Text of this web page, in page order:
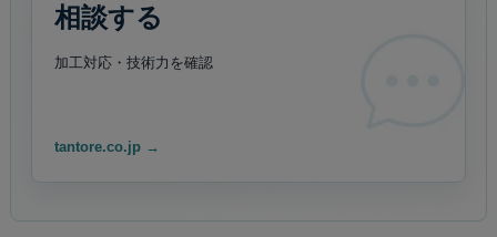
相談する
加工対応・技術力を確認
tantore.co.jp →